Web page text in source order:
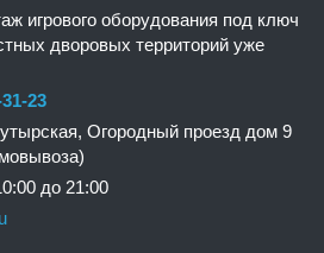
игрового оборудования под ключ
дворовых территорий уже
23
Огородный проезд дом 9
до 21:00